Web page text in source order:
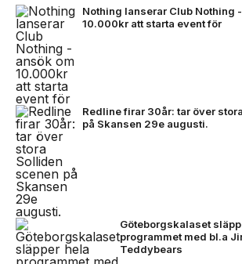
Nothing lanserar Club Nothing
10.000kr att starta event för
Redline firar 30år: tar över
på Skansen 29e augusti.
Göteborgskalaset
programmet med bl.a
Teddybears